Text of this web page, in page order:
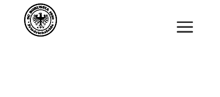
Saisonstart im April. Jetzt ein Schnuppertraining für
Kinder vereinbaren und zu Saisonbeginn dabei sein.